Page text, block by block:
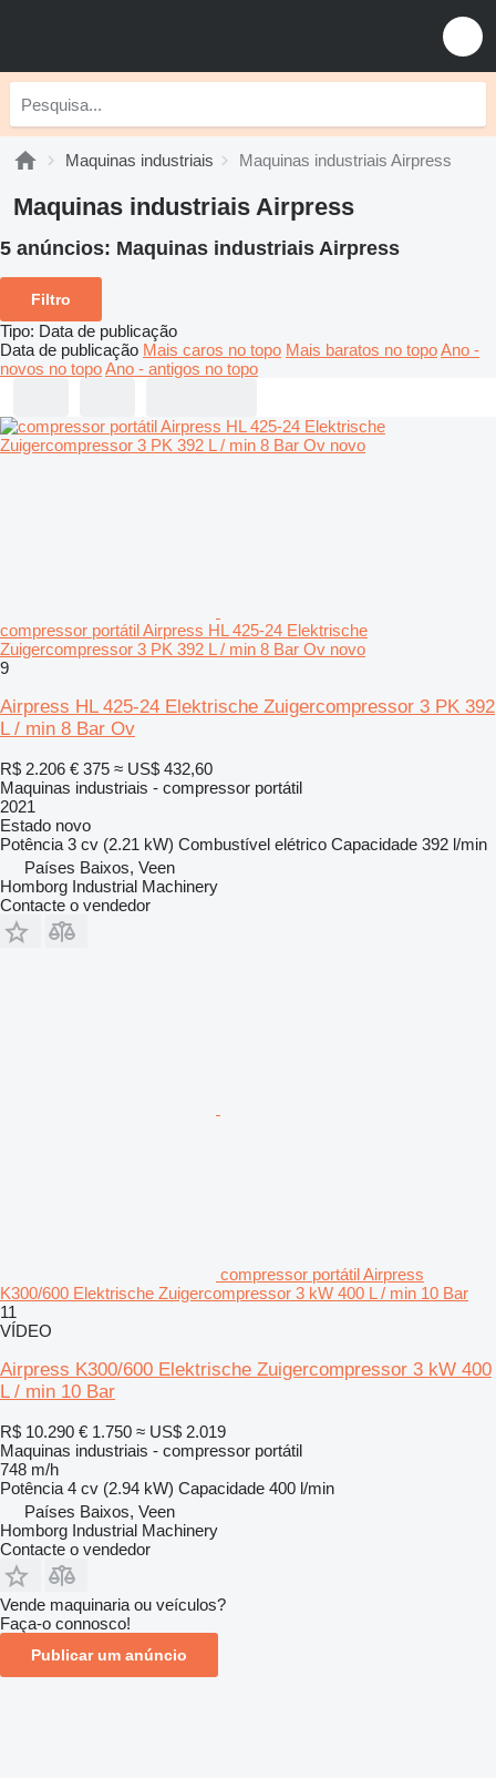
Maquinas industriais Maquinas industriais Airpress
Maquinas industriais Airpress
5 anúncios: Maquinas industriais Airpress
Filtro
Tipo: Data de publicação
Data de publicação Mais caros no topo Mais baratos no topoAno -
novos no topoAno - antigos no topo
compressor portátil Airpress HL 425-24 Elektrische
Zuigercompressor 3 PK 392 L / min 8 Bar Ov novo
9
Airpress HL 425-24 Elektrische Zuigercompressor 3 PK 392
L / min 8 Bar Ov
R$ 2.206 € 375 ≈ US$ 432,60
Maquinas industriais - compressor portátil
2021
Estado novo
Potência 3 cv (2.21 kW) Combustível elétrico Capacidade 392 l/min
Países Baixos, Veen
Homborg Industrial Machinery
Contacte o vendedor
compressor portátil Airpress
K300/600 Elektrische Zuigercompressor 3 kW 400 L / min 10 Bar
11
VÍDEO
Airpress K300/600 Elektrische Zuigercompressor 3 kW 400
L / min 10 Bar
R$ 10.290 € 1.750 ≈ US$ 2.019
Maquinas industriais - compressor portátil
748 m/h
Potência 4 cv (2.94 kW) Capacidade 400 l/min
Países Baixos, Veen
Homborg Industrial Machinery
Contacte o vendedor
Vende maquinaria ou veículos?
Faça-o connosco!
Publicar um anúncio